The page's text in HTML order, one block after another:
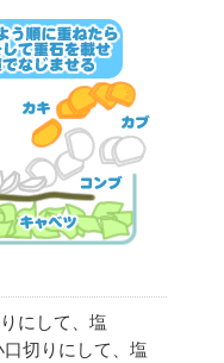
にして、塩
口切りにして、塩